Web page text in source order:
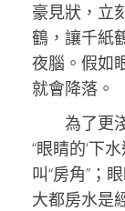
豪見狀，立
鶴，讓千紙
夜腦。假如
就會降落。
為了更
“眼睛的‘下
叫“房角”；
大都房水是